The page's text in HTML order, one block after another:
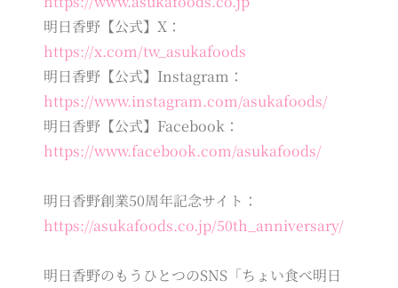
明日香野【公式】X：
https://x.com/tw_asukafoods
明日香野【公式】Instagram：
https://www.instagram.com/asukafoods/
明日香野【公式】Facebook：
https://www.facebook.com/asukafoods/
明日香野創業50周年記念サイト：
https://asukafoods.co.jp/50th_anniversary/
明日香野のもうひとつのSNS「ちょい食べ明日